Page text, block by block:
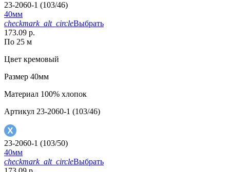
23-2060-1 (103/46)
40мм
checkmark_alt_circleВыбрать
173.09 р.
По 25 м
Цвет кремовый
Размер 40мм
Материал 100% хлопок
Артикул 23-2060-1 (103/46)
23-2060-1 (103/50)
40мм
checkmark_alt_circleВыбрать